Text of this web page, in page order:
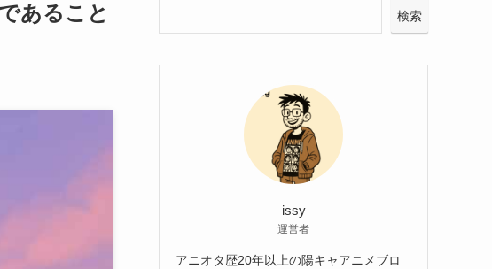
あること
検索
issy
運営者
アニオタ歴20年以上の陽キャアニメブロ